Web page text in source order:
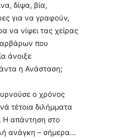
δίψα, βία,
για να γραφούν,
να νίψει τας χείρας
που
άνοιξε
η Ανάσταση;
ο χρόνος
τέτοια διλήμματα
Η απάντηση στο
ανάγκη – σήμερα…